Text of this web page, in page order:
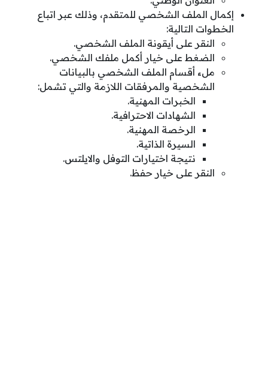
إكمال الملف الشخصي للمتقدم، وذلك عبر اتباع
الخطوات التالية:
النقر على أيقونة الملف الشخصي.
الضغط على خيار أكمل ملفك الشخصي.
ملء أقسام الملف الشخصي بالبيانات
الشخصية والمرفقات اللازمة والتي تشمل:
الخبرات المهنية.
الشهادات الاحترافية.
الرخصة المهنية.
السيرة الذاتية.
نتيجة اختيارات التوفل والايلتس.
النقر على خيار حفظ.